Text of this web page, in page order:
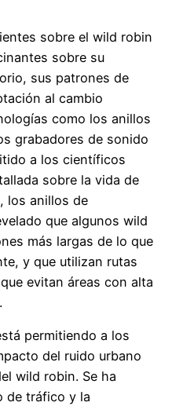
sobre el wild robin
sobre su
sus patrones de
al cambio
como los anillos
grabadores de sonido
a los científicos
sobre la vida de
los anillos de
que algunos wild
más largas de lo que
y que utilizan rutas
evitan áreas con alta
permitiendo a los
del ruido urbano
wild robin. Se ha
de tráfico y la